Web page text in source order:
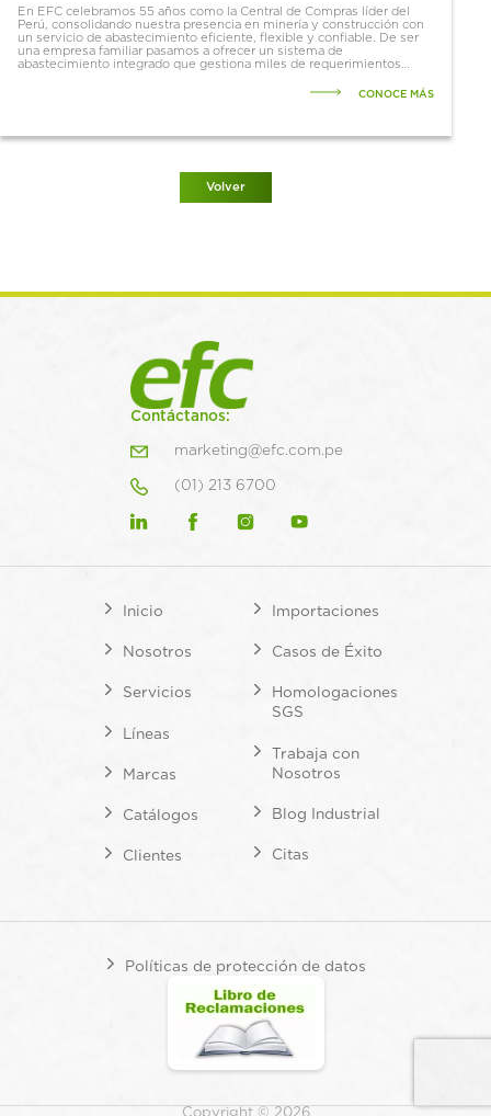
En EFC celebramos 55 años como la Central de Compras líder del
Perú, consolidando nuestra presencia en minería y construcción con
un servicio de abastecimiento eficiente, flexible y confiable. De ser
una empresa familiar pasamos a ofrecer un sistema de
abastecimiento integrado que gestiona miles de requerimientos
CONOCE MÁS
Volver
Contáctanos:
marketing@efc.com.pe
(01) 213 6700
Inicio
Nosotros
Servicios
Líneas
Marcas
Catálogos
Clientes
Importaciones
Casos de Éxito
Homologaciones
SGS
Trabaja con
Nosotros
Blog Industrial
Citas
Políticas de protección de datos
Copyright © 2026